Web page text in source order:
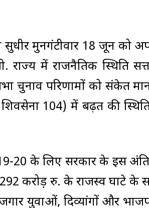
सुधीर मुनगंटीवार 18 जून
राज्य में राजनैतिक स्थिति
चुनाव परिणामों को संकेत
104) में बढ़त की
20 के लिए सरकार के इस
करोड़ रु. के राजस्व घाटे के
युवाओं, दिव्यांगों और